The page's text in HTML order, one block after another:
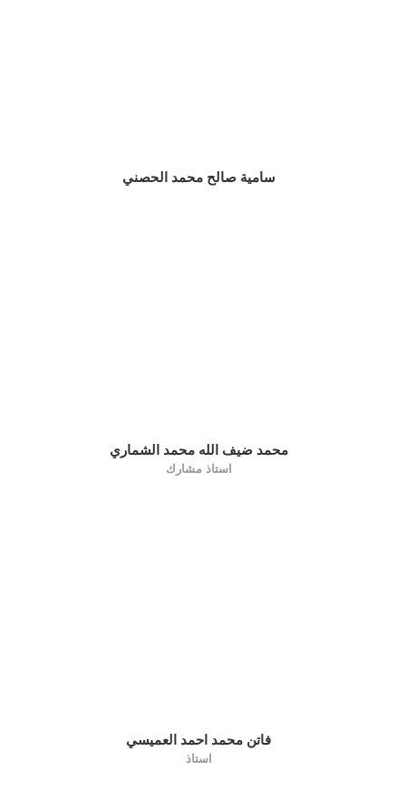
سامية صالح محمد الحصني
محمد ضيف الله محمد الشماري
استاذ مشارك
فاتن محمد احمد العميسي
استاذ